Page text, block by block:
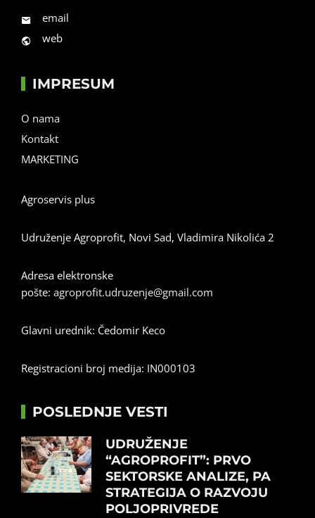
email
web
IMPRESUM
O nama
Kontakt
MARKETING
Agroservis plus
Udruženje Agroprofit, Novi Sad, Vladimira Nikolića 2
Adresa elektronske
pošte: agroprofit.udruzenje@gmail.com
Glavni urednik: Čedomir Keco
Registracioni broj medija: IN000103
POSLEDNJE VESTI
UDRUŽENJE
“AGROPROFIT”: PRVO
SEKTORSKE ANALIZE, PA
STRATEGIJA O RAZVOJU
POLJOPRIVREDE